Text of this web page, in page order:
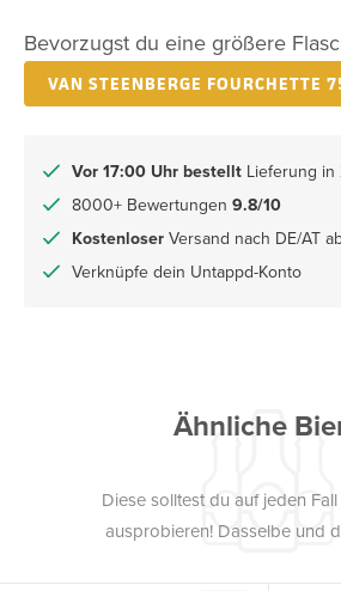
Bevorzugst du eine größere
VAN STEENBERGE FOURCHETTE
Vor 17:00 Uhr bestellt Lieferung in
8000+ Bewertungen 9.8/10
Kostenloser Versand nach DE/AT
Verknüpfe dein Untappd-Konto
Ähnliche
Diese solltest du auf jeden
ausprobieren! Dasselbe und